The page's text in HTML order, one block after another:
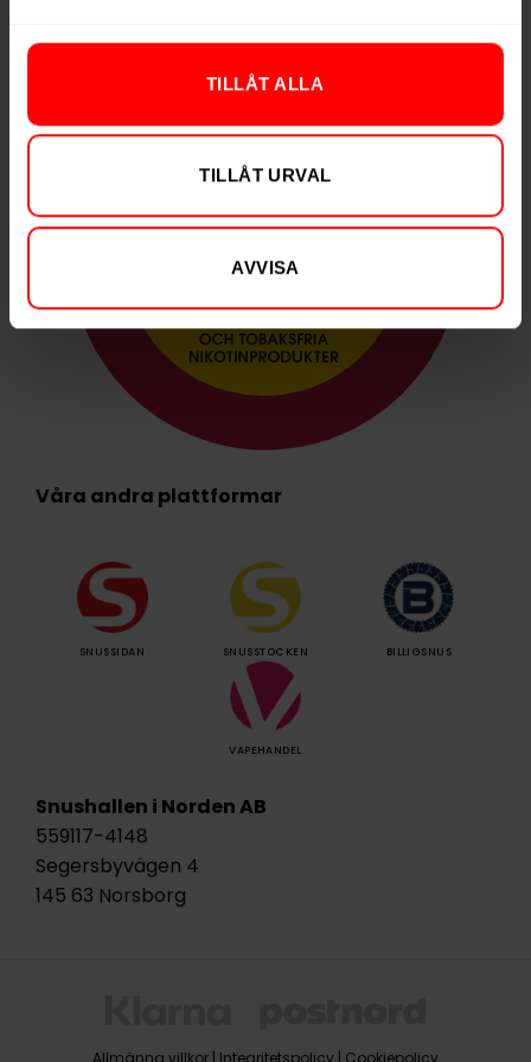
TILLÅT ALLA
TILLÅT URVAL
AVVISA
Våra andra plattformar
SNUSSIDAN SNUSSTOCKEN BILLIGSNUS
VAPEHANDEL
Snushallen i Norden AB
559117-4148
Segersbyvägen 4
145 63 Norsborg
Allmänna villkor | Integritetspolicy | Cookiepolicy